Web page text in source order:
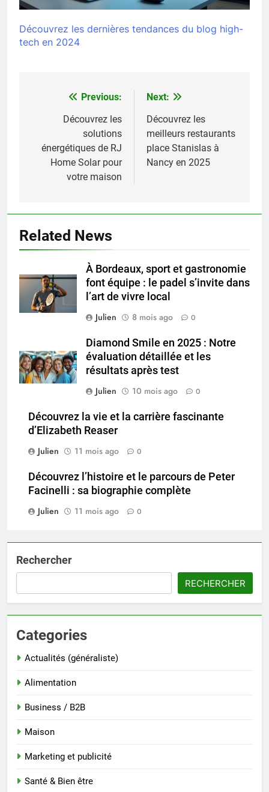
Découvrez les dernières tendances du blog high-
tech en 2024
Navigation
l’article
Previous:
Découvrez les
solutions
énergétiques de RJ
Home Solar pour
votre maison
Next:
Découvrez les
meilleurs restaurants
place Stanislas à
Nancy en 2025
Related News
À Bordeaux, sport et gastronomie
font équipe : le padel s’invite dans
l’art de vivre local
Julien
8 mois ago 0
Diamond Smile en 2025 : Notre
évaluation détaillée et les
résultats après test
Julien
10 mois ago 0
Découvrez la vie et la carrière fascinante
d’Elizabeth Reaser
Julien
11 mois ago 0
Découvrez l’histoire et le parcours de Peter
Facinelli : sa biographie complète
Julien
11 mois ago 0
Rechercher
RECHERCHER
Categories
Actualités (généraliste)
Alimentation
Business / B2B
Maison
Marketing et publicité
Santé & Bien être